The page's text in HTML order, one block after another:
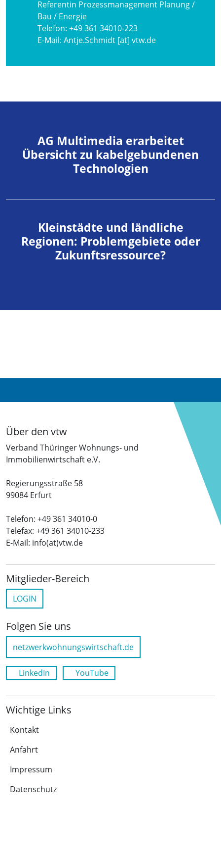
Referentin Prozessmanagement Planung /
Bau / Energie
Telefon: +49 361 34010-223
E-Mail: Antje.Schmidt [at] vtw.de
AG Multimedia erarbeitet
Übersicht zu kabelgebundenen
Technologien
Kleinstädte und ländliche
Regionen: Problemgebiete oder
Zukunftsressource?
Über den vtw
Verband Thüringer Wohnungs- und
Immobilienwirtschaft e.V.
Regierungsstraße 58
99084 Erfurt
Telefon: +49 361 34010-0
Telefax: +49 361 34010-233
E-Mail: info(at)vtw.de
Mitglieder-Bereich
LOGIN
Folgen Sie uns
netzwerkwohnungswirtschaft.de
LinkedIn YouTube
Wichtige Links
Kontakt
Anfahrt
Impressum
Datenschutz